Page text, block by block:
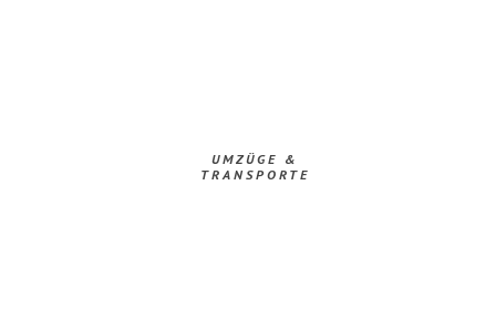
UMZÜGE &
TRANSPORTE